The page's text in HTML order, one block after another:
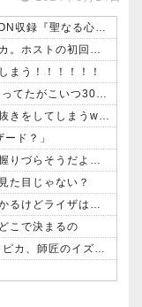
【遊戯王OCG情報】UTILITY SELECTION収録『聖なる心のバリア －マインドフォース－』実物画像
【画像】みい山作者「居酒屋行く奴はバカ。ホストの初回なら居酒屋より安く飲めてイケメンにチヤホヤされる」
まう！！！！！！
【リドル】 当時親にねだって買ってもらってたがこいつ3000円だったのか
【動画】ゲーフリ新作、とんでもない手抜きをしてしまうwwwww
ド？」
【スターウォーズ】ライトセーバーって握りづらそうだよね…
た目じゃない？
【画像】オタク「実際にプレイしたらわかるけどライザは友達って感じで性的な目では見れないｗ」←これｗｗｗｗ：26/08/06のニュース
こで決まるの
【悲報】「HUNTER×HUNTER」のクラピカ、師匠のイズナビに対する態度が本当に酷い！！